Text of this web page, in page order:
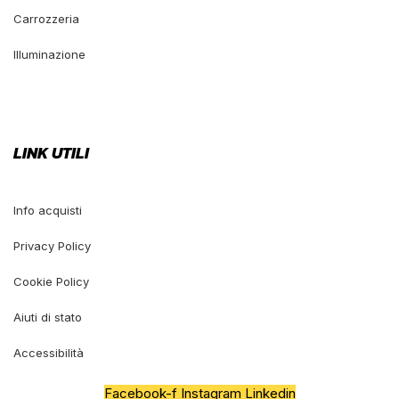
Carrozzeria
Illuminazione
LINK UTILI
Info acquisti
Privacy Policy
Cookie Policy
Aiuti di stato
Accessibilità
Facebook-f Instagram Linkedin